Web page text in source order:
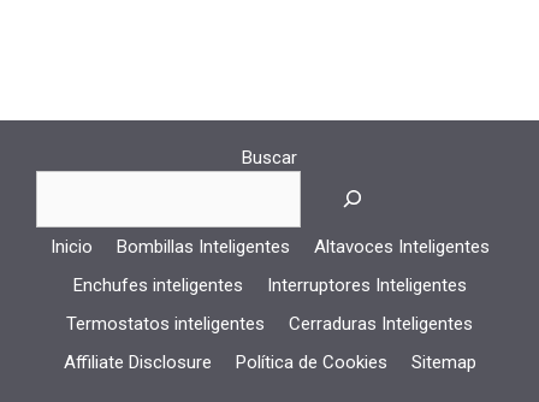
Buscar
Inicio Bombillas Inteligentes
Altavoces Inteligentes
Enchufes inteligentes
Interruptores Inteligentes
Termostatos inteligentes
Cerraduras Inteligentes
Affiliate Disclosure
Política de Cookies Sitemap